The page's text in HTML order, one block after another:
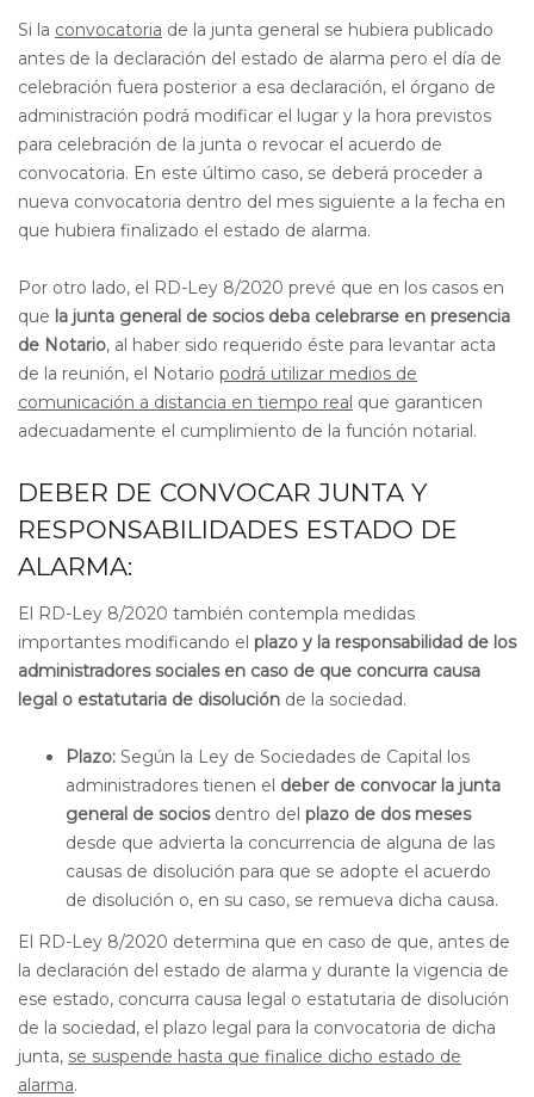
Si la convocatoria de la junta general se hubiera publicado
antes de la declaración del estado de alarma pero el día de
celebración fuera posterior a esa declaración, el órgano de
administración podrá modificar el lugar y la hora previstos
para celebración de la junta o revocar el acuerdo de
convocatoria. En este último caso, se deberá proceder a
nueva convocatoria dentro del mes siguiente a la fecha en
que hubiera finalizado el estado de alarma.
Por otro lado, el RD-Ley 8/2020 prevé que en los casos en
que la junta general de socios deba celebrarse en presencia
de Notario, al haber sido requerido éste para levantar acta
de la reunión, el Notario podrá utilizar medios de
comunicación a distancia en tiempo real que garanticen
adecuadamente el cumplimiento de la función notarial.
DEBER DE CONVOCAR JUNTA Y
RESPONSABILIDADES ESTADO DE
ALARMA:
El RD-Ley 8/2020 también contempla medidas
importantes modificando el plazo y la responsabilidad de los
administradores sociales en caso de que concurra causa
legal o estatutaria de disolución de la sociedad.
Plazo: Según la Ley de Sociedades de Capital los
administradores tienen el deber de convocar la junta
general de sociosdentro del plazo de dos meses
desde que advierta la concurrencia de alguna de las
causas de disolución para que se adopte el acuerdo
de disolución o, en su caso, se remueva dicha causa.
El RD-Ley 8/2020 determina que en caso de que, antes de
la declaración del estado de alarma y durante la vigencia de
ese estado, concurra causa legal o estatutaria de disolución
de la sociedad, el plazo legal para la convocatoria de dicha
junta, se suspende hasta que finalice dicho estado de
alarma.